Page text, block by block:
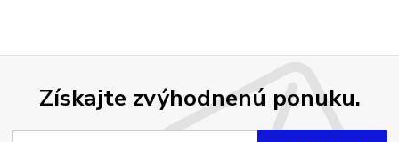
Získajte zvýhodnenú ponuku.